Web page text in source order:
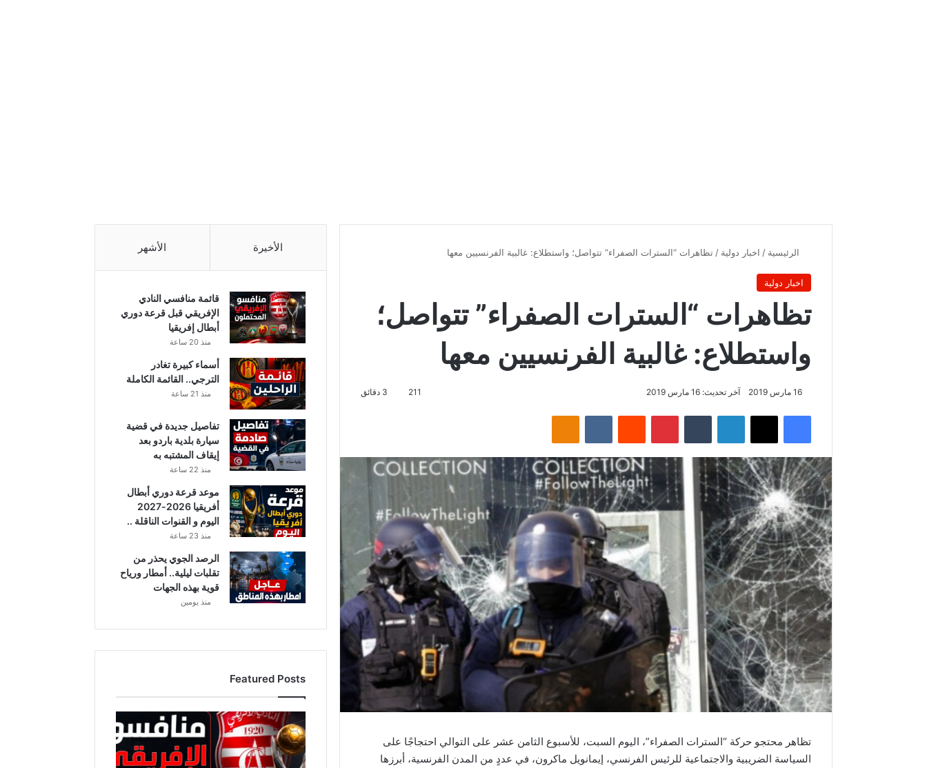
الرئيسية / اخبار دولية / تظاهرات “السترات الصفراء” تتواصل؛ واستطلاع: غالبية الفرنسيين معها
اخبار دولية
تظاهرات “السترات الصفراء” تتواصل؛
واستطلاع: غالبية الفرنسيين معها
16 مارس 2019 آخر تحديث: 16 مارس 2019 211
فيسبوك لينكدإن بينتيريست
تظاهر محتجو حركة “السترات الصفراء”، اليوم السبت، للأسبوع الثامن عشر على التوالي احتجاجًا على
السياسة الضريبية والاجتماعية للرئيس الفرنسي، إيمانويل ماكرون، في عددٍ من المدن الفرنسية، أبرزها
الأخيرة الأشهر
قائمة منافسي النادي
الإفريقي قبل قرعة دوري
أبطال إفريقيا
منذ 20 ساعة
أسماء كبيرة تغادر
الترجي.. القائمة الكاملة
منذ 21 ساعة
تفاصيل جديدة في قضية
سيارة بلدية باردو بعد
إيقاف المشتبه به
منذ 22 ساعة
موعد قرعة دوري أبطال
أفريقيا 2026-2027
اليوم و القنوات الناقلة ..
منذ 23 ساعة
الرصد الجوي يحذر من
تقلبات ليلية.. أمطار ورياح
قوية بهذه الجهات
منذ يومين
Featured Posts
ق
ا
ئ
م